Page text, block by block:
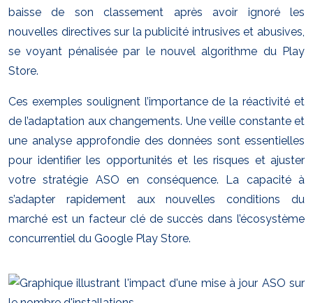
baisse de son classement après avoir ignoré les
nouvelles directives sur la publicité intrusives et abusives,
se voyant pénalisée par le nouvel algorithme du Play
Store.
Ces exemples soulignent l’importance de la réactivité et
de l’adaptation aux changements. Une veille constante et
une analyse approfondie des données sont essentielles
pour identifier les opportunités et les risques et ajuster
votre stratégie ASO en conséquence. La capacité à
s’adapter rapidement aux nouvelles conditions du
marché est un facteur clé de succès dans l’écosystème
concurrentiel du Google Play Store.